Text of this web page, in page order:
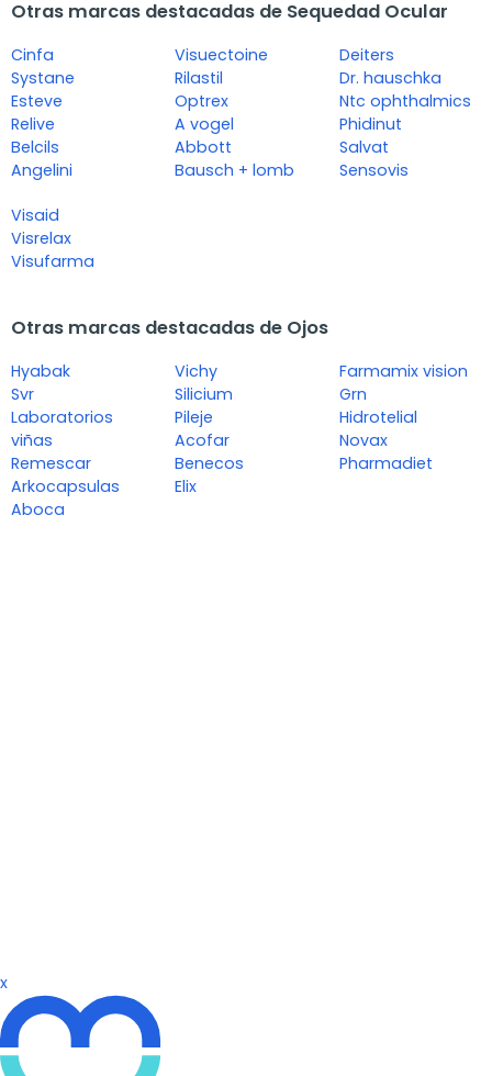
Otras marcas destacadas de Sequedad Ocular
Cinfa
Systane
Esteve
Relive
Belcils
Angelini
Visuectoine
Rilastil
Optrex
A vogel
Abbott
Bausch + lomb
Deiters
Dr. hauschka
Ntc ophthalmics
Phidinut
Salvat
Sensovis
Visaid
Visrelax
Visufarma
Otras marcas destacadas de Ojos
Hyabak
Svr
Laboratorios
viñas
Remescar
Arkocapsulas
Aboca
Vichy
Silicium
Pileje
Acofar
Benecos
Elix
Farmamix vision
Grn
Hidrotelial
Novax
Pharmadiet
x